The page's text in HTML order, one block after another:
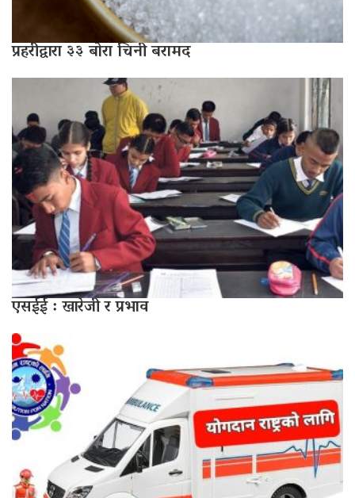
प्रहरीद्वारा ३३ बोरा चिनी बरामद
एसईई : खारेजी र प्रभाव